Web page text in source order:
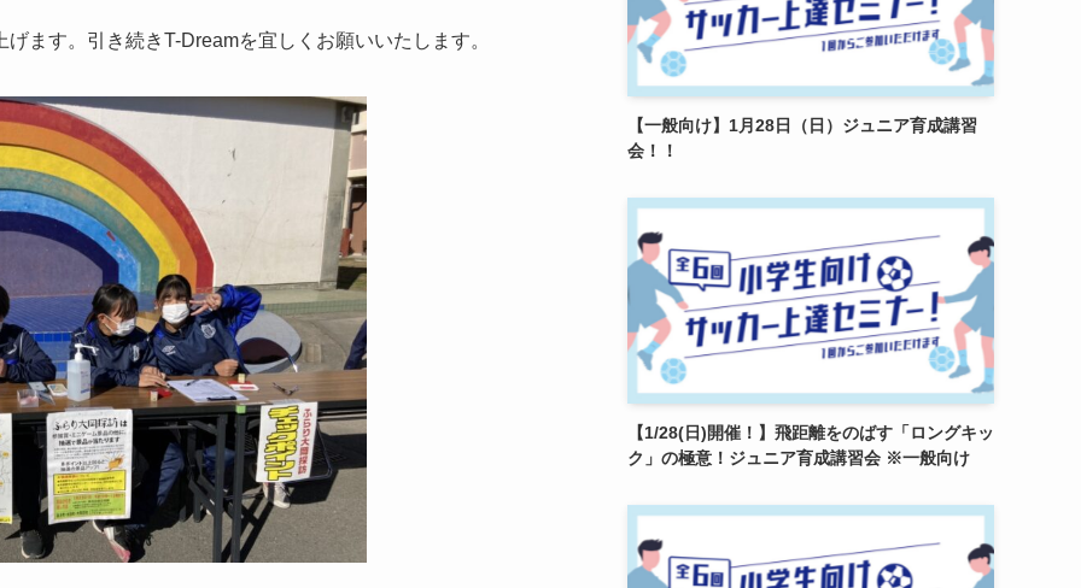
ます。引き続きT-Dreamを宜しくお願いいたします。
【一般向け】1月28日（日）ジュニア育成講習
会！！
【1/28(日)開催！】飛距離をのばす「ロングキッ
ク」の極意！ジュニア育成講習会 ※一般向け